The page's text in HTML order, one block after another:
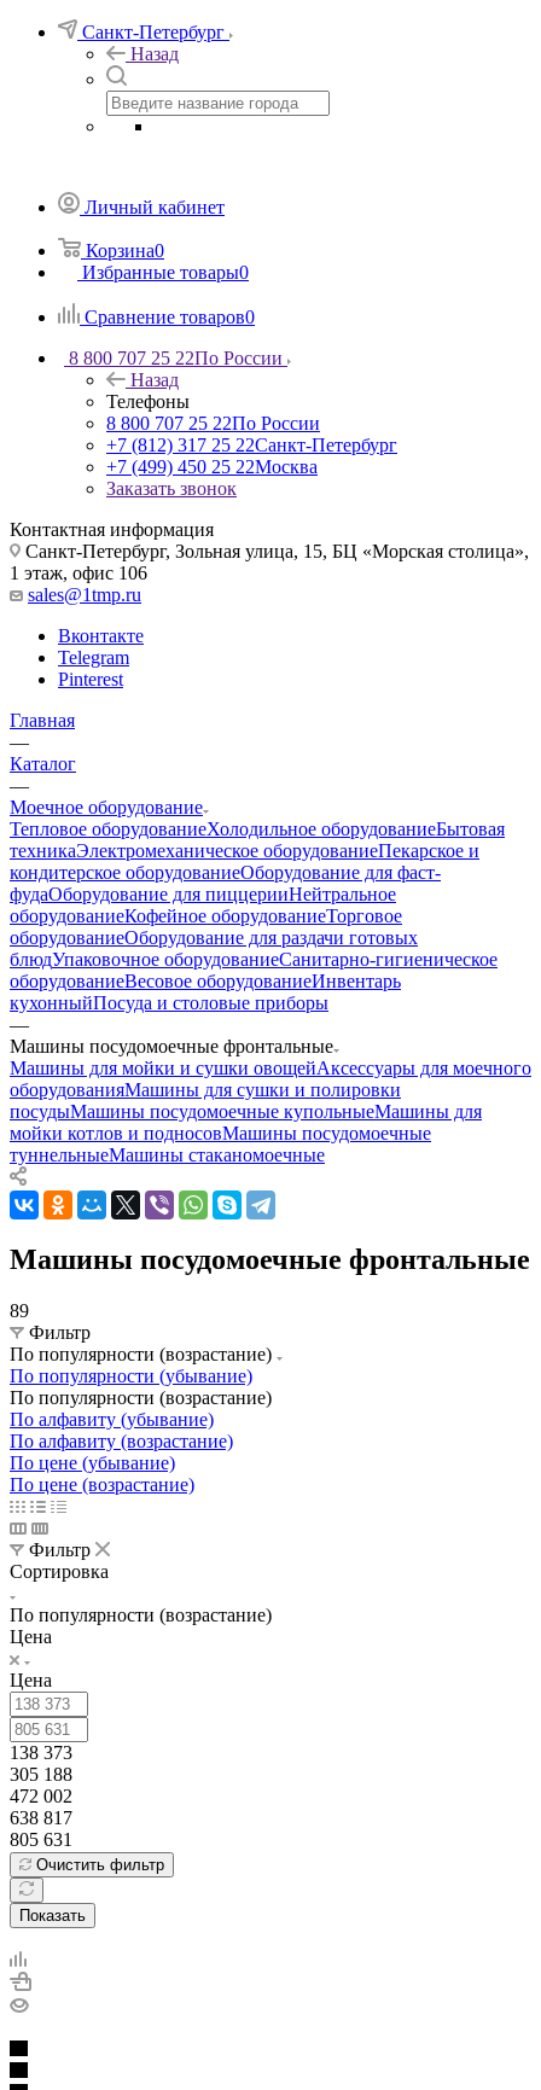
Санкт-Петербург
Назад
Личный кабинет
Корзина0
Избранные товары0
Сравнение товаров0
8 800 707 25 22По России
Назад
Телефоны
8 800 707 25 22По России
+7 (812) 317 25 22Санкт-Петербург
+7 (499) 450 25 22Москва
Заказать звонок
Контактная информация
Санкт-Петербург, Зольная улица, 15, БЦ «Морская столица»,
1 этаж, офис 106
sales@1tmp.ru
Вконтакте
Telegram
Pinterest
Главная
—
Каталог
—
Моечное оборудование
Тепловое оборудованиеХолодильное оборудованиеБытовая
техникаЭлектромеханическое оборудованиеПекарское и
кондитерское оборудованиеОборудование для фаст-
фудаОборудование для пиццерииНейтральное
оборудованиеКофейное оборудованиеТорговое
оборудованиеОборудование для раздачи готовых
блюдУпаковочное оборудованиеСанитарно-гигиеническое
оборудованиеВесовое оборудованиеИнвентарь
кухонныйПосуда и столовые приборы
—
Машины посудомоечные фронтальные
Машины для мойки и сушки овощейАксессуары для моечного
оборудованияМашины для сушки и полировки
посудыМашины посудомоечные купольныеМашины для
мойки котлов и подносовМашины посудомоечные
туннельныеМашины стаканомоечные
Машины посудомоечные фронтальные
89
Фильтр
По популярности (возрастание)
По популярности (убывание)
По популярности (возрастание)
По алфавиту (убывание)
По алфавиту (возрастание)
По цене (убывание)
По цене (возрастание)
Фильтр
Сортировка
По популярности (возрастание)
Цена
Цена
138 373
305 188
472 002
638 817
805 631
Очистить фильтр
Показать